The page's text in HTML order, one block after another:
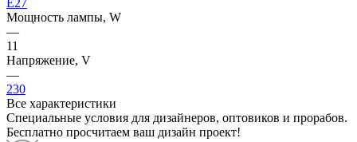
Мощность лампы, W
—
11
Напряжение, V
—
230
Все характеристики
Специальные условия для дизайнеров, оптовиков и прорабов.
Бесплатно просчитаем ваш дизайн проект!